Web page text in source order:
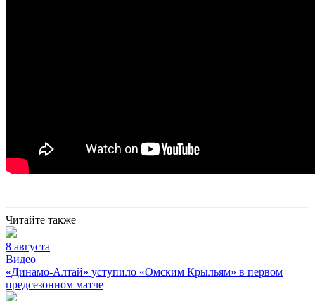
Читайте также
8 августа
Видео
«Динамо-Алтай» уступило «Омским Крыльям» в первом
предсезонном матче